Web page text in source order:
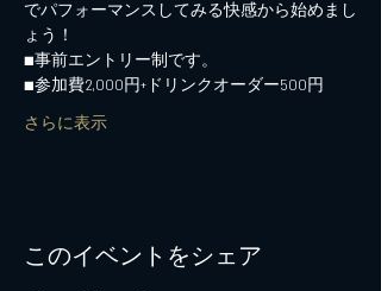
でパフォーマンスしてみる快感から始めまし
ょう！
■事前エントリー制です。
■参加費2,000円+ドリンクオーダー500円
さらに表示
このイベントをシェア